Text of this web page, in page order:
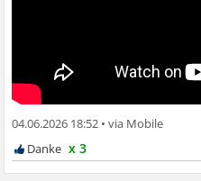
04.06.2026 18:52 •
x 3